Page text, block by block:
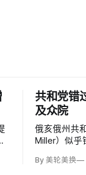
共和党错
及众院
俄亥俄州共
Miller）似
换候选人的
By 美轮美换